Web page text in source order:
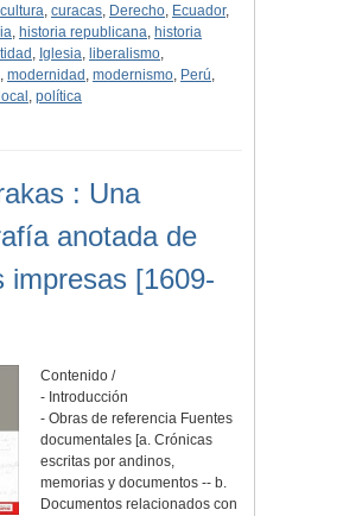
cultura, curacas, Derecho, Ecuador,
, historia republicana, historia
, Iglesia, liberalismo,
, modernidad , modernismo, Perú,
, política
: Una
anotada de
impresas [1609-
Contenido /
- Introducción
- Obras de referencia Fuentes
documentales [a. Crónicas
escritas por andinos,
memorias y documentos -- b.
Documentos relacionados con